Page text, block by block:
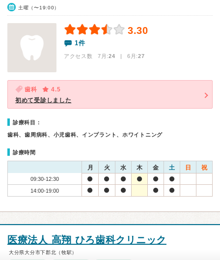
土曜（〜19:00）
3.30
1件
アクセス数 7月:24 | 6月:27
歯科
4.5
初めて受診しました
診療科目：
歯科、歯周病科、小児歯科、インプラント、ホワイトニング
診療時間
月 火 水 木 金 土 日 祝
09:30-12:30
14:00-19:00
医療法人 高翔 ひろ歯科クリニック
大分県大分市下郡北（牧駅）